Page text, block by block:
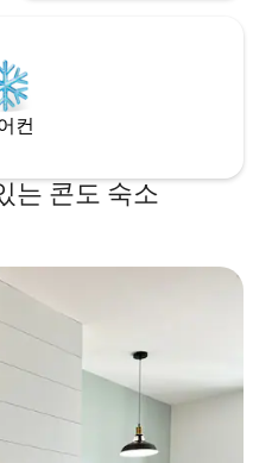
컨
는 콘도 숙소